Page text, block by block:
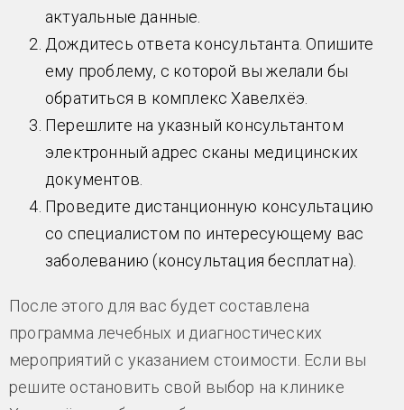
актуальные данные.
Дождитесь ответа консультанта. Опишите
ему проблему, с которой вы желали бы
обратиться в комплекс Хавелхёэ.
Перешлите на указный консультантом
электронный адрес сканы медицинских
документов.
Проведите дистанционную консультацию
со специалистом по интересующему вас
заболеванию (консультация бесплатна).
После этого для вас будет составлена
программа лечебных и диагностических
мероприятий с указанием стоимости. Если вы
решите остановить свой выбор на клинике